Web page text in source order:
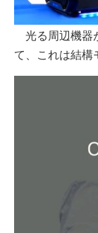
光る周辺機器
て、これは結構